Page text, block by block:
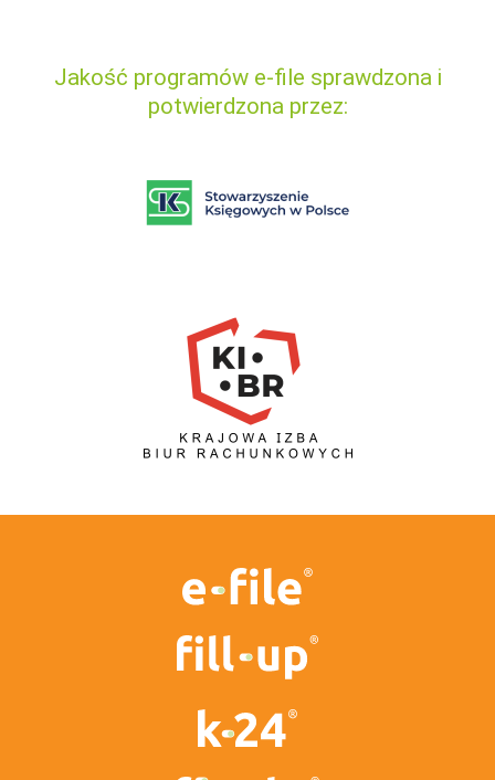
Jakość programów e-file sprawdzona i
potwierdzona przez: